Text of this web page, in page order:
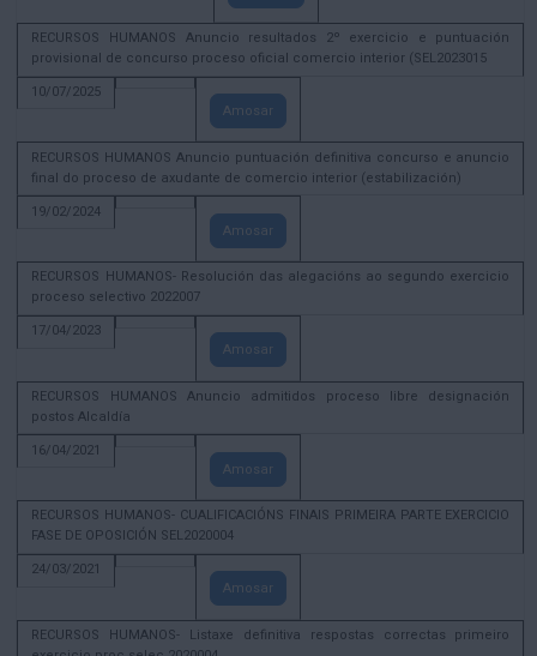
RECURSOS HUMANOS Anuncio resultados 2º exercicio e puntuación
provisional de concurso proceso oficial comercio interior (SEL2023015
10/07/2025
Amosar
RECURSOS HUMANOS Anuncio puntuación definitiva concurso e anuncio
final do proceso de axudante de comercio interior (estabilización)
19/02/2024
Amosar
RECURSOS HUMANOS- Resolución das alegacións ao segundo exercicio
proceso selectivo 2022007
17/04/2023
Amosar
RECURSOS HUMANOS Anuncio admitidos proceso libre designación
postos Alcaldía
16/04/2021
Amosar
RECURSOS HUMANOS- CUALIFICACIÓNS FINAIS PRIMEIRA PARTE EXERCICIO
FASE DE OPOSICIÓN SEL2020004
24/03/2021
Amosar
RECURSOS HUMANOS- Listaxe definitiva respostas correctas primeiro